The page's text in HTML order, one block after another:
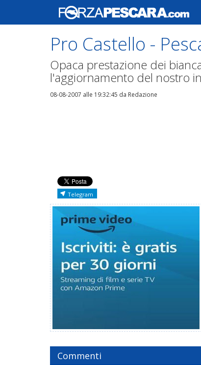
Pro Castello -
Opaca prestazione dei
l'aggiornamento del nostro
08-08-2007 alle 19:32:45 da Redazione
Telegram
Commenti